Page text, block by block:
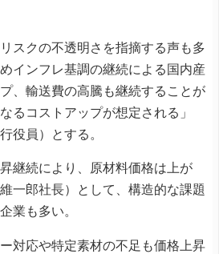
スクの不透明さを指摘する声も多
インフレ基調の継続による国内産
、輸送費の高騰も継続することが
るコストアップが想定される」
役員）とする。
継続により、原材料価格は上が
一郎社長）として、構造的な課題
業も多い。
対応や特定素材の不足も価格上昇